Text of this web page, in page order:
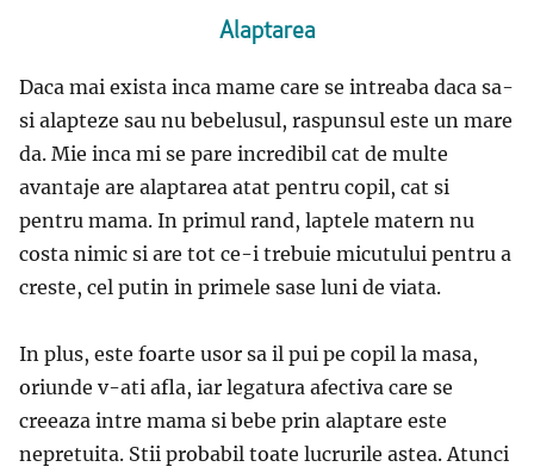
Alaptarea
Daca mai exista inca mame care se intreaba daca sa-
si alapteze sau nu bebelusul, raspunsul este un mare
da. Mie inca mi se pare incredibil cat de multe
avantaje are alaptarea atat pentru copil, cat si
pentru mama. In primul rand, laptele matern nu
costa nimic si are tot ce-i trebuie micutului pentru a
creste, cel putin in primele sase luni de viata.
In plus, este foarte usor sa il pui pe copil la masa,
oriunde v-ati afla, iar legatura afectiva care se
creeaza intre mama si bebe prin alaptare este
nepretuita. Stii probabil toate lucrurile astea. Atunci